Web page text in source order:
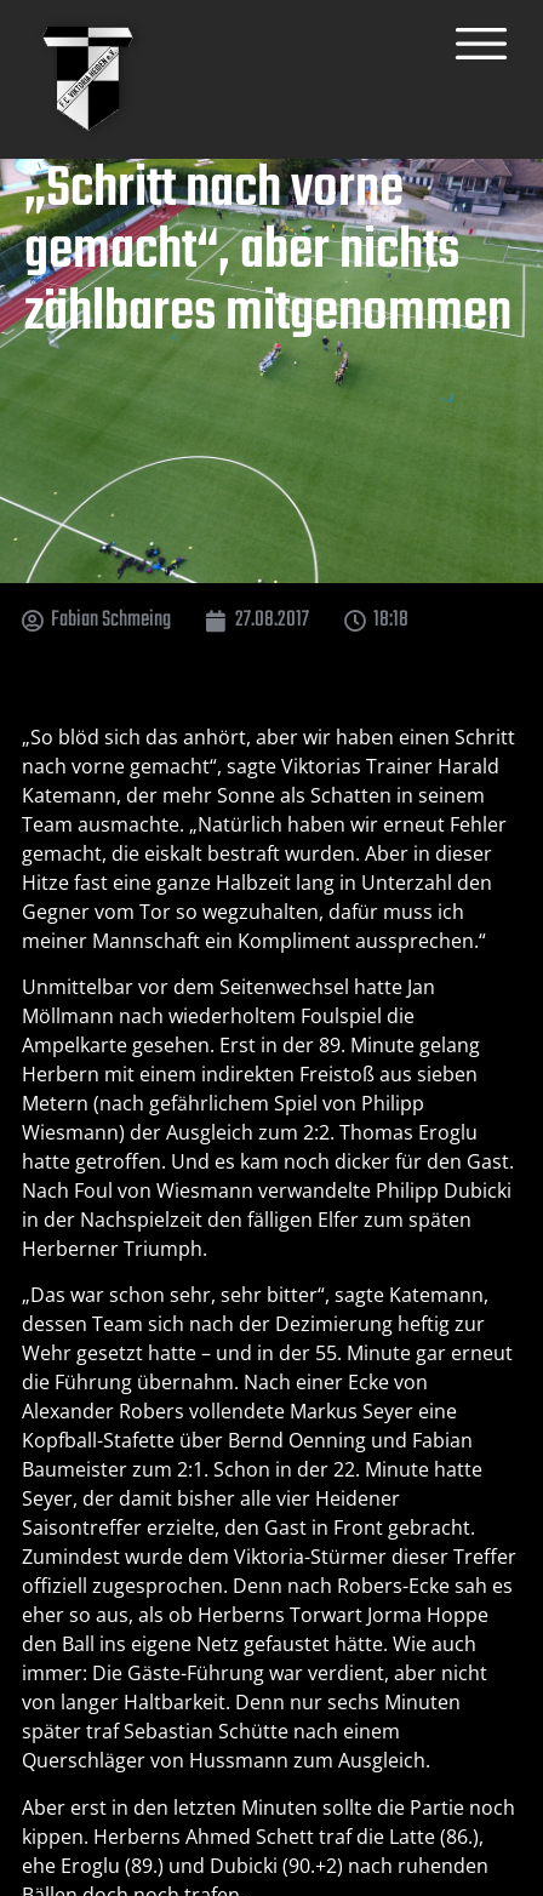
„Schritt nach vorne
gemacht“, aber nichts
zählbares mitgenommen
Fabian Schmeing 27.08.2017 18:18
„So blöd sich das anhört, aber wir haben einen Schritt
nach vorne gemacht“, sagte Viktorias Trainer Harald
Katemann, der mehr Sonne als Schatten in seinem
Team ausmachte. „Natürlich haben wir erneut Fehler
gemacht, die eiskalt bestraft wurden. Aber in dieser
Hitze fast eine ganze Halbzeit lang in Unterzahl den
Gegner vom Tor so wegzuhalten, dafür muss ich
meiner Mannschaft ein Kompliment aussprechen.“
Unmittelbar vor dem Seitenwechsel hatte Jan
Möllmann nach wiederholtem Foulspiel die
Ampelkarte gesehen. Erst in der 89. Minute gelang
Herbern mit einem indirekten Freistoß aus sieben
Metern (nach gefährlichem Spiel von Philipp
Wiesmann) der Ausgleich zum 2:2. Thomas Eroglu
hatte getroffen. Und es kam noch dicker für den Gast.
Nach Foul von Wiesmann verwandelte Philipp Dubicki
in der Nachspielzeit den fälligen Elfer zum späten
Herberner Triumph.
„Das war schon sehr, sehr bitter“, sagte Katemann,
dessen Team sich nach der Dezimierung heftig zur
Wehr gesetzt hatte – und in der 55. Minute gar erneut
die Führung übernahm. Nach einer Ecke von
Alexander Robers vollendete Markus Seyer eine
Kopfball-Stafette über Bernd Oenning und Fabian
Baumeister zum 2:1. Schon in der 22. Minute hatte
Seyer, der damit bisher alle vier Heidener
Saisontreffer erzielte, den Gast in Front gebracht.
Zumindest wurde dem Viktoria-Stürmer dieser Treffer
offiziell zugesprochen. Denn nach Robers-Ecke sah es
eher so aus, als ob Herberns Torwart Jorma Hoppe
den Ball ins eigene Netz gefaustet hätte. Wie auch
immer: Die Gäste-Führung war verdient, aber nicht
von langer Haltbarkeit. Denn nur sechs Minuten
später traf Sebastian Schütte nach einem
Querschläger von Hussmann zum Ausgleich.
Aber erst in den letzten Minuten sollte die Partie noch
kippen. Herberns Ahmed Schett traf die Latte (86.),
ehe Eroglu (89.) und Dubicki (90.+2) nach ruhenden